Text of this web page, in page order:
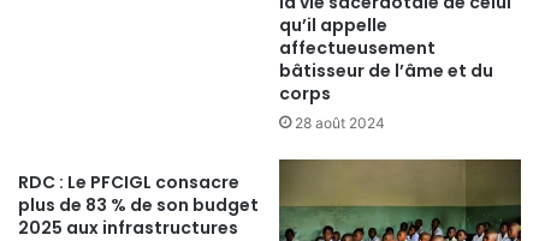
qu’il appelle
affectueusement
bâtisseur de l’âme et du
corps
28 août 2024
RDC : Le PFCIGL consacre
plus de 83 % de son budget
2025 aux infrastructures